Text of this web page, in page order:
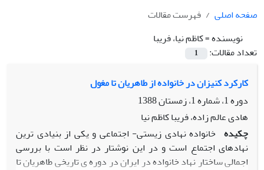
صفحه اصلی
فهرست مقالات
نویسنده =کاظم نیا، فریبا
تعداد مقالات:
1
کارکرد کنیزان در خانواده از طاهریان تا مغول
دوره 1، شماره 1، زمستان 1388
هادی عالم زاده، فریبا کاظم نیا
چکیده خانواده نهادی زیستی- اجتماعی و یکی از بنیادی ترین
نهادهای اجتماع است و در این نوشتار در نظر است با بررسی
اجمالی ساختار نهاد خانواده در ایران در دوره ی تاریخی طاهریان تا